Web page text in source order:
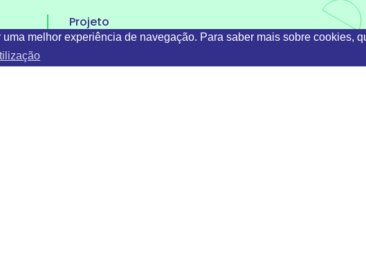
melhor experiência de navegação. Para saber mais sobre cookies,
Projeto
Atividades